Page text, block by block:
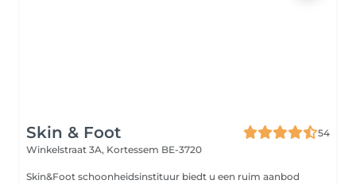
Skin & Foot
54
Winkelstraat 3A, Kortessem BE-3720
Skin&Foot schoonheidsinstituur biedt u een ruim aanbod